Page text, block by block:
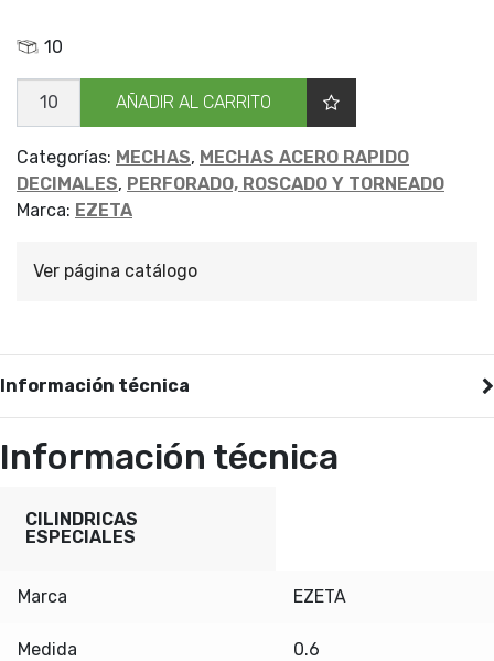
10
MECHA
CILIND
0.6
cantidad
AÑADIR AL CARRITO
Categorías: MECHAS, MECHAS ACERO RAPIDO
DECIMALES, PERFORADO, ROSCADO Y TORNEADO
Marca: EZETA
Ver página catálogo
Información técnica
Información técnica
CILINDRICAS
ESPECIALES
Marca EZETA
Medida 0.6